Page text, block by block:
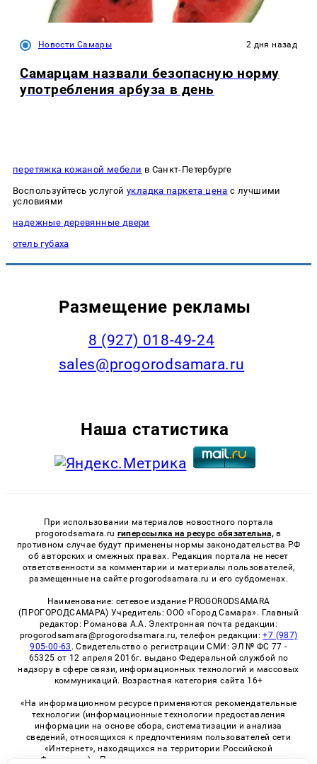
Новости Самары 2 дня назад
Самарцам назвали безопасную норму
употребления арбуза в день
перетяжка кожаной мебели в Санкт-Петербурге
Воспользуйтесь услугой укладка паркета цена с лучшими
условиями
надежные деревянные двери
отель губаха
Размещение рекламы
8 (927) 018-49-24
sales@progorodsamara.ru
Наша статистика
При использовании материалов новостного портала
progorodsamara.ru гиперссылка на ресурс обязательна, в
противном случае будут применены нормы законодательства РФ
об авторских и смежных правах. Редакция портала не несет
ответственности за комментарии и материалы пользователей,
размещенные на сайте progorodsamara.ru и его субдоменах.
Наименование: сетевое издание PROGORODSAMARA
(ПРОГОРОДСАМАРА) Учредитель: ООО «Город Самара». Главный
редактор: Романова А.А. Электронная почта редакции:
progorodsamara@progorodsamara.ru, телефон редакции:+7 (987)
905-00-63 . Свидетельство о регистрации СМИ: ЭЛ № ФС 77 -
65325 от 12 апреля 2016г. выдано Федеральной службой по
надзору в сфере связи, информационных технологий и массовых
коммуникаций. Возрастная категория сайта 16+
«На информационном ресурсе применяются рекомендательные
технологии (информационные технологии предоставления
информации на основе сбора, систематизации и анализа
сведений, относящихся к предпочтениям пользователей сети
«Интернет», находящихся на территории Российской
Федерации)». Правила применения рекомендательных